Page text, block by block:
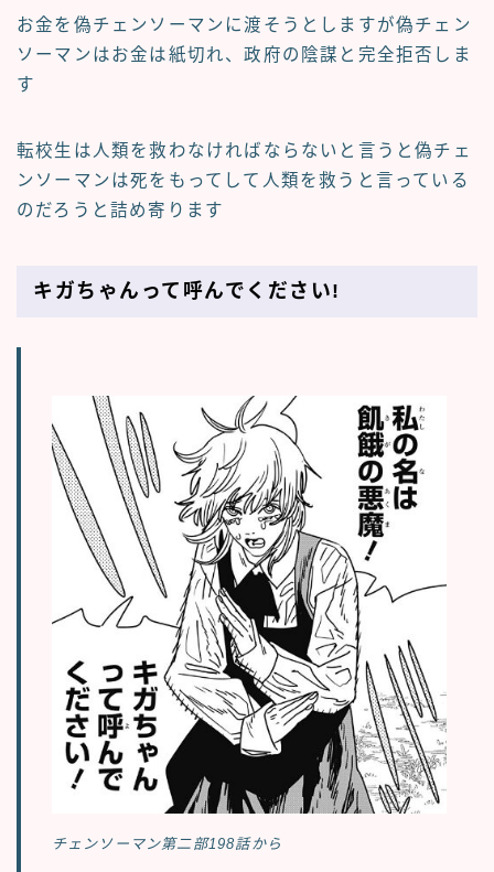
お金を偽チェンソーマンに渡そうとしますが偽チェン
ソーマンはお金は紙切れ、政府の陰謀と完全拒否しま
す
転校生は人類を救わなければならないと言うと偽チェ
ンソーマンは死をもってして人類を救うと言っている
のだろうと詰め寄ります
キガちゃんって呼んでください!
チェンソーマン第二部198話から